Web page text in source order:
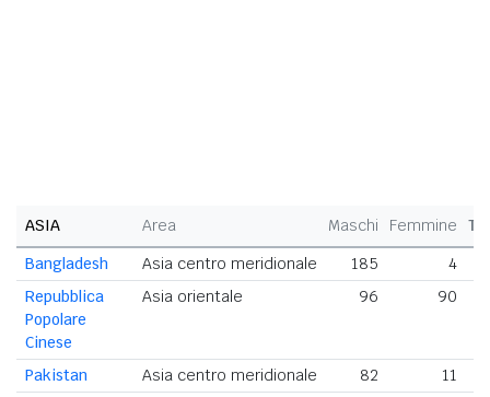
ASIA Area Maschi Femmine
Bangladesh
Asia centro meridionale 185
4
Repubblica
Popolare
Cinese
Asia orientale 96 90
Pakistan Asia centro meridionale 82
11